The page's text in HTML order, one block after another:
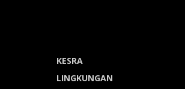
KESRA
LINGKUNGAN